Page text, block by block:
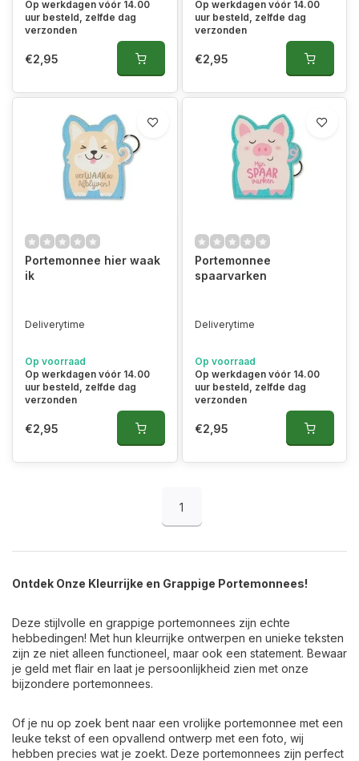
Op werkdagen vóór 14.00
uur besteld, zelfde dag
verzonden
€2,95
Op werkdagen vóór 14.00
uur besteld, zelfde dag
verzonden
€2,95
Portemonnee hier waak
ik
Deliverytime
Op voorraad
Op werkdagen vóór 14.00
uur besteld, zelfde dag
verzonden
€2,95
Portemonnee
spaarvarken
Deliverytime
Op voorraad
Op werkdagen vóór 14.00
uur besteld, zelfde dag
verzonden
€2,95
1
Ontdek Onze Kleurrijke en Grappige Portemonnees!
Deze stijlvolle en grappige portemonnees zijn echte
hebbedingen! Met hun kleurrijke ontwerpen en unieke teksten
zijn ze niet alleen functioneel, maar ook een statement. Bewaar
je geld met flair en laat je persoonlijkheid zien met onze
bijzondere portemonnees.
Of je nu op zoek bent naar een vrolijke portemonnee met een
leuke tekst of een opvallend ontwerp met een foto, wij
hebben precies wat je zoekt. Deze portemonnees zijn perfect